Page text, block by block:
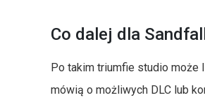
Co dalej dla
Po takim triumfie studio może
mówią o możliwych DLC lub